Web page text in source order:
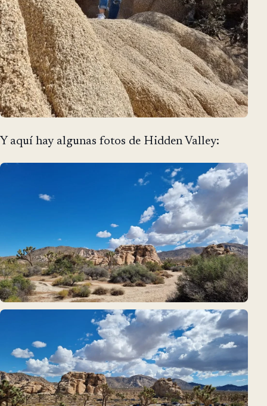
Y aquí hay algunas fotos de Hidden Valley: